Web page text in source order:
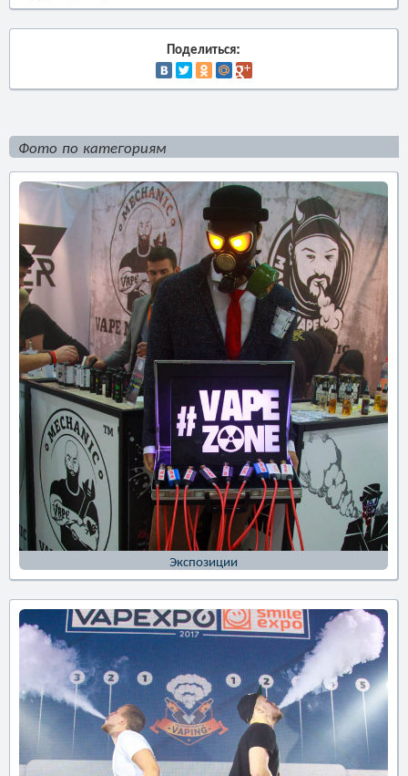
Поделиться:
Фото по категориям
Экспозиции